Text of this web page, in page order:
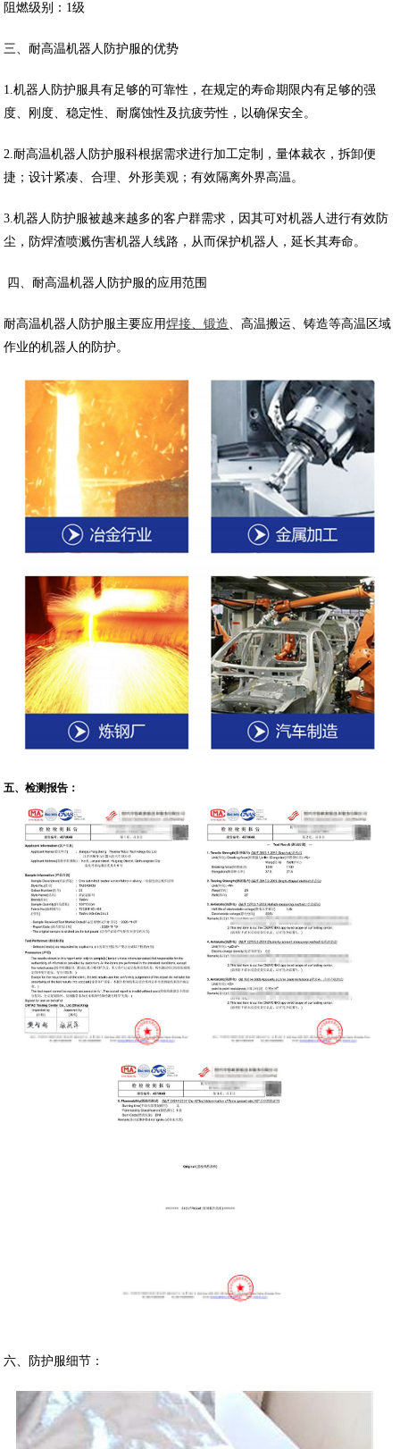
阻燃级别：1级
三、耐高温机器人防护服的优势
1.机器人防护服具有足够的可靠性，在规定的寿命期限内有足够的强
度、刚度、稳定性、耐腐蚀性及抗疲劳性，以确保安全。
2.耐高温机器人防护服科根据需求进行加工定制，量体裁衣，拆卸便
捷；设计紧凑、合理、外形美观；有效隔离外界高温。
3.机器人防护服被越来越多的客户群需求，因其可对机器人进行有效防
尘，防焊渣喷溅伤害机器人线路，从而保护机器人，延长其寿命。
四、耐高温机器人防护服的应用范围
耐高温机器人防护服主要应用焊接、锻造、高温搬运、铸造等高温区域
作业的机器人的防护。
五、检测报告：
六、防护服细节：